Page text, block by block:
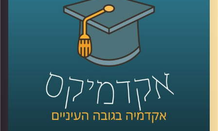
נקודת מבט חברתית אודות עולם התכנון העירוני
בין תל אביב למומבאיי. כמו כן, עם אילו סוגיות
עלינו להתמודד בהקשר זה בעודנו נמצאים
בעיצומו של תהליך העיור ההיסטורי, בו רוב בני
האדם על פני כדור הארץ גרים בערים ומגמה זו
רק הולכת וגדלה?
AudioVersity